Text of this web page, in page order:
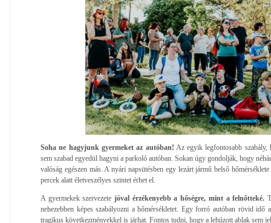
Soha ne hagyjunk gyermeket az autóban! Az egyik legfontosabb szabály,
sem szabad egyedül hagyni a parkoló autóban. Sokan úgy gondolják, hogy
valóság egészen más. A nyári napsütésben egy lezárt jármű belső
percek alatt életveszélyes szintet érhet el.
A gyermekek szervezete jóval érzékenyebb a hőségre, mint a felnőtteké.
nehezebben képes szabályozni a hőmérsékletet. Egy forró autóban rövid idő
tragikus következményekkel is járhat. Fontos tudni, hogy a lehúzott ablak sem